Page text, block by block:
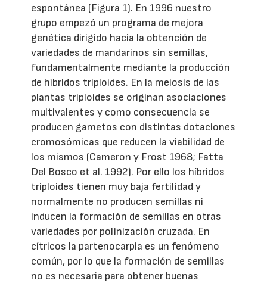
espontánea (Figura 1). En 1996 nuestro
grupo empezó un programa de mejora
genética dirigido hacia la obtención de
variedades de mandarinos sin semillas,
fundamentalmente mediante la producción
de híbridos triploides. En la meiosis de las
plantas triploides se originan asociaciones
multivalentes y como consecuencia se
producen gametos con distintas dotaciones
cromosómicas que reducen la viabilidad de
los mismos (Cameron y Frost 1968; Fatta
Del Bosco et al. 1992). Por ello los híbridos
triploides tienen muy baja fertilidad y
normalmente no producen semillas ni
inducen la formación de semillas en otras
variedades por polinización cruzada. En
cítricos la partenocarpia es un fenómeno
común, por lo que la formación de semillas
no es necesaria para obtener buenas